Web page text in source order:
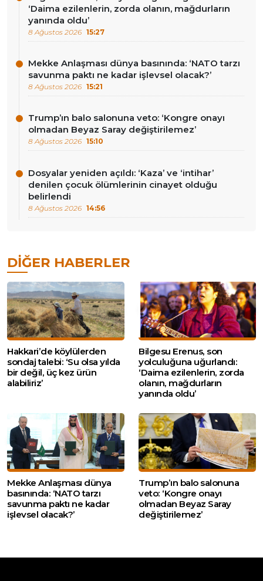
‘Daima ezilenlerin, zorda olanın, mağdurların
yanında oldu’
8 Ağustos 2026 15:27
Mekke Anlaşması dünya basınında: ‘NATO tarzı
savunma paktı ne kadar işlevsel olacak?’
8 Ağustos 2026 15:21
Trump’ın balo salonuna veto: ‘Kongre onayı
olmadan Beyaz Saray değiştirilemez’
8 Ağustos 2026 15:10
Dosyalar yeniden açıldı: ‘Kaza’ ve ‘intihar’
denilen çocuk ölümlerinin cinayet olduğu
belirlendi
8 Ağustos 2026 14:56
DIĞER HABERLER
Hakkari’de köylülerden
sondaj talebi: ‘Su olsa yılda
bir değil, üç kez ürün
alabiliriz’
Bilgesu Erenus, son
yolculuğuna uğurlandı:
‘Daima ezilenlerin, zorda
olanın, mağdurların
yanında oldu’
Mekke Anlaşması dünya
basınında: ‘NATO tarzı
savunma paktı ne kadar
işlevsel olacak?’
Trump’ın balo salonuna
veto: ‘Kongre onayı
olmadan Beyaz Saray
değiştirilemez’